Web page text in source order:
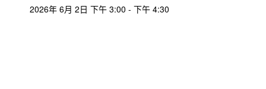
2026年 6月 2日 下午 3:00 - 下午 4:30